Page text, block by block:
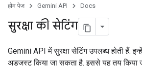
होम पेज Gemini API Docs
सुरक्षा की सेटिंग
Gemini API में सुरक्षा सेटिंग उपलब्ध होती हैं. इन्हें
अडजस्ट किया जा सकता है. इससे यह तय